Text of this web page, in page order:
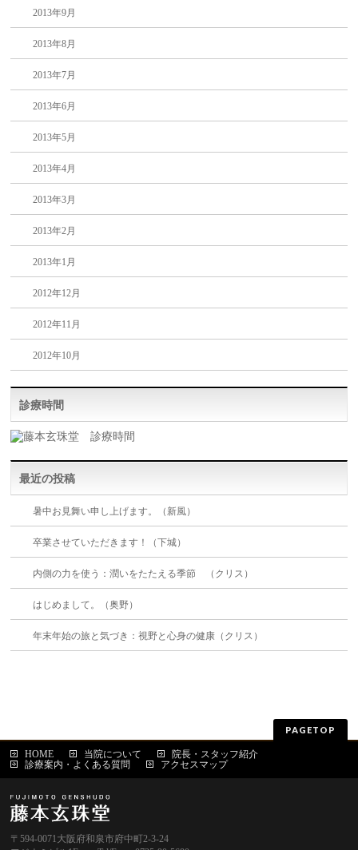
2013年9月
2013年8月
2013年7月
2013年6月
2013年5月
2013年4月
2013年3月
2013年2月
2013年1月
2012年12月
2012年11月
2012年10月
診療時間
最近の投稿
暑中お見舞い申し上げます。（新風）
卒業させていただきます！（下城）
内側の力を使う：潤いをたたえる季節 （クリス）
はじめまして。（奥野）
年末年始の旅と気づき：視野と心身の健康（クリス）
PAGETOP
HOME 当院について
院長・スタッフ紹介
診療案内・よくある質問
アクセスマップ
〒594-0071大阪府和泉市府中町2-3-24